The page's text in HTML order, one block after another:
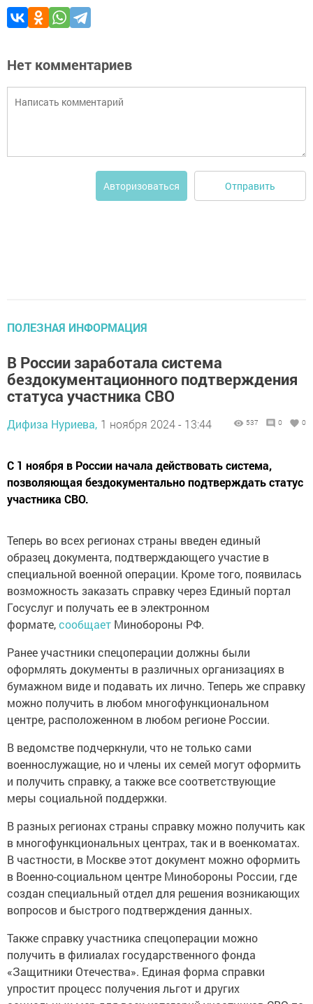
Нет комментариев
Авторизоваться Отправить
ПОЛЕЗНАЯ ИНФОРМАЦИЯ
В России заработала система
бездокументационного подтверждения
статуса участника СВО
Дифиза Нуриева, 1 ноября 2024 - 13:44 537 0 0
С 1 ноября в России начала действовать система,
позволяющая бездокументально подтверждать статус
участника СВО.
Теперь во всех регионах страны введен единый
образец документа, подтверждающего участие в
специальной военной операции. Кроме того, появилась
возможность заказать справку через Единый портал
Госуслуг и получать ее в электронном
формате,сообщает Минобороны РФ.
Ранее участники спецоперации должны были
оформлять документы в различных организациях в
бумажном виде и подавать их лично. Теперь же справку
можно получить в любом многофункциональном
центре, расположенном в любом регионе России.
В ведомстве подчеркнули, что не только сами
военнослужащие, но и члены их семей могут оформить
и получить справку, а также все соответствующие
меры социальной поддержки.
В разных регионах страны справку можно получить как
в многофункциональных центрах, так и в военкоматах.
В частности, в Москве этот документ можно оформить
в Военно-социальном центре Минобороны России, где
создан специальный отдел для решения возникающих
вопросов и быстрого подтверждения данных.
Также справку участника спецоперации можно
получить в филиалах государственного фонда
«Защитники Отечества». Единая форма справки
упростит процесс получения льгот и других